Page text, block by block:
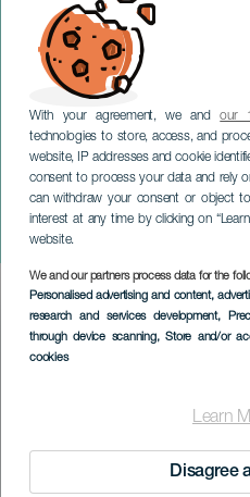
With your agreement, we andour
technologies to store, access, and
website, IP addresses and cookie
consent to process your data and rely
can withdraw your consent or object
interest at any time by clicking on
website.
We and our partners process data for the
Personalised advertising and content,
research and services development,
through device scanning, Store and/or
cookies
Learn
Disagree
Laura
konsertissa
TENERIFFA
Imagen
Listado